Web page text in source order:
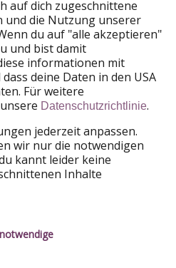
HolidayPirates
WakacyjniPiraci
Ferienpiraten
ViajerosPiratas
Rechtliches
auf dich zugeschnittene
und die Nutzung unserer
du auf "alle akzeptieren"
und bist damit
informationen mit
deine Daten in den USA
Für weitere
Datenschutzrichtlinie.
jederzeit anpassen.
wir nur die notwendigen
kannt leider keine
Inhalte